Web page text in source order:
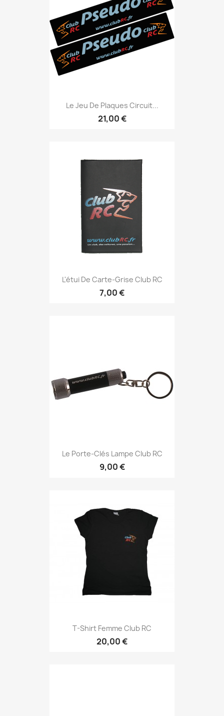
Le Jeu De Plaques Circuit...
21,00 €
L'étui De Carte-Grise Club RC
7,00 €
Le Porte-Clés Lampe Club RC
9,00 €
T-Shirt Femme Club RC
20,00 €